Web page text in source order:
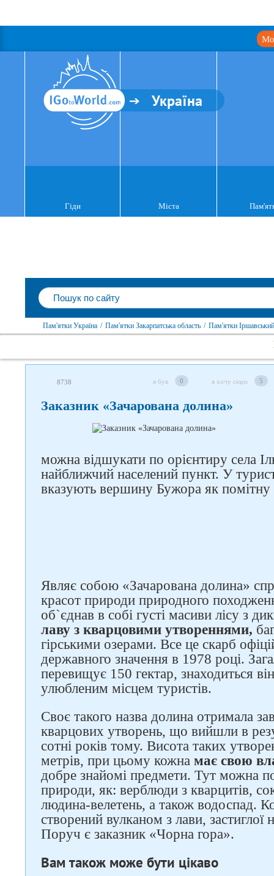
Україна
Гіди Міста
Пам'ятки Україна / Пам'ятки Закарпатська область / Пам'ятки
8738 я був 0 я хочу сюди 5
Заказник «Зачарована долина»
можна відшукати по орієнтиру села
найближчий населений пункт. У
вказують вершину Бужора як помітну
Являє собою «Зачарована долина»
красот природи природного
об`єднав в собі густі масиви лісу з
лаву з кварцовими утвореннями,
гірськими озерами. Все це скарб
державного значення в 1978 році.
перевищує 150 гектар, знаходиться
улюбленим місцем туристів.
Своє такого назва долина отримала
кварцових утворень, що вийшли в
сотні років тому. Висота таких
метрів, при цьому кожна має свою
добре знайомі предмети. Тут можна
природи, як: верблюди з кварцитів,
людина-велетень, а також водоспад.
створений вулканом з лави,
Поруч є заказник «Чорна гора».
Вам також може бути цікаво
Слідкуйте за нами в
соцмережах